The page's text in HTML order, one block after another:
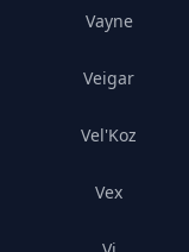
Vayne
Veigar
Vel'Koz
Vex